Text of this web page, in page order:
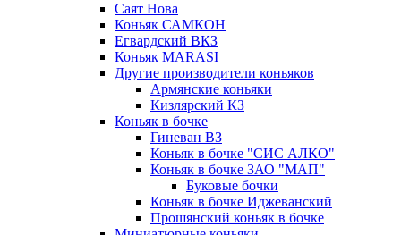
Саят Нова
Коньяк САМКОН
Егвардский ВКЗ
Коньяк MARASI
Другие производители коньяков
Армянские коньяки
Кизлярский КЗ
Коньяк в бочке
Гиневан ВЗ
Коньяк в бочке "СИС АЛКО"
Коньяк в бочке ЗАО "МАП"
Буковые бочки
Коньяк в бочке Иджеванский
Прошянский коньяк в бочке